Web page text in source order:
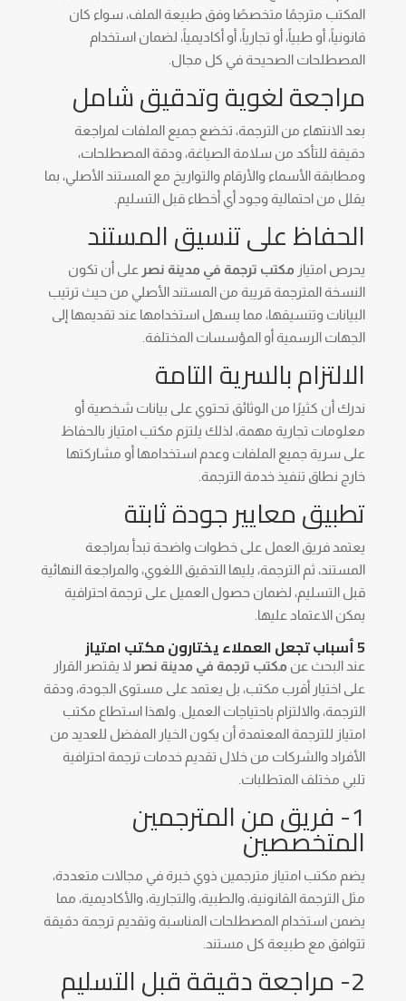
المكتب مترجمًا متخصصًا وفق طبيعة الملف، سواء كان
قانونياً، أو طبياً، أو تجارياً، أو أكاديمياً، لضمان استخدام
المصطلحات الصحيحة في كل مجال.
مراجعة لغوية وتدقيق شامل
بعد الانتهاء من الترجمة، تخضع جميع الملفات لمراجعة
دقيقة للتأكد من سلامة الصياغة، ودقة المصطلحات،
ومطابقة الأسماء والأرقام والتواريخ مع المستند الأصلي، بما
يقلل من احتمالية وجود أي أخطاء قبل التسليم.
الحفاظ على تنسيق المستند
يحرص امتياز مكتب ترجمة في مدينة نصر على أن تكون
النسخة المترجمة قريبة من المستند الأصلي من حيث ترتيب
البيانات وتنسيقها، مما يسهل استخدامها عند تقديمها إلى
الجهات الرسمية أو المؤسسات المختلفة.
الالتزام بالسرية التامة
ندرك أن كثيرًا من الوثائق تحتوي على بيانات شخصية أو
معلومات تجارية مهمة، لذلك يلتزم مكتب امتياز بالحفاظ
على سرية جميع الملفات وعدم استخدامها أو مشاركتها
خارج نطاق تنفيذ خدمة الترجمة.
تطبيق معايير جودة ثابتة
يعتمد فريق العمل على خطوات واضحة تبدأ بمراجعة
المستند، ثم الترجمة، يليها التدقيق اللغوي، والمراجعة النهائية
قبل التسليم، لضمان حصول العميل على ترجمة احترافية
يمكن الاعتماد عليها.
5 أسباب تجعل العملاء يختارون مكتب امتياز
عند البحث عن مكتب ترجمة في مدينة نصر لا يقتصر القرار
على اختيار أقرب مكتب، بل يعتمد على مستوى الجودة، ودقة
الترجمة، والالتزام باحتياجات العميل. ولهذا استطاع مكتب
امتياز للترجمة المعتمدة أن يكون الخيار المفضل للعديد من
الأفراد والشركات من خلال تقديم خدمات ترجمة احترافية
تلبي مختلف المتطلبات.
1- فريق من المترجمين
المتخصصين
يضم مكتب امتياز مترجمين ذوي خبرة في مجالات متعددة،
مثل الترجمة القانونية، والطبية، والتجارية، والأكاديمية، مما
يضمن استخدام المصطلحات المناسبة وتقديم ترجمة دقيقة
تتوافق مع طبيعة كل مستند.
2- مراجعة دقيقة قبل التسليم